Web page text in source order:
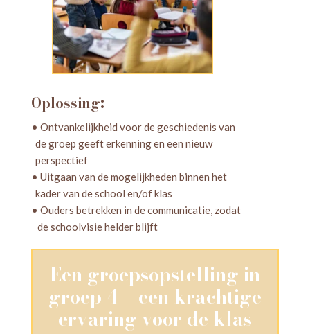
Oplossing:
• Ontvankelijkheid voor de geschiedenis van
de groep geeft erkenning en een nieuw
perspectief
• Uitgaan van de mogelijkheden binnen het
kader van de school en/of klas
• Ouders betrekken in de communicatie, zodat
de schoolvisie helder blijft
Een groepsopstelling in
groep 4 – een krachtige
ervaring voor de klas